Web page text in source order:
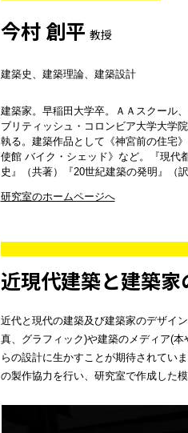
今村 創平 教授
建築史、建築理論、建築設計
建築家。早稲田大学卒。ＡＡスクール
ブリティッシュ・コロンビア大学大学
執る。建築作品として《神宮前の住宅
使館 バイク・シェッド》など。『現代
史』（共著）『20世紀建築の発明』（
研究室のホームページへ
近現代建築と建築
近代と現代の建築及び建築家のデザイ
真、グラフィック)や建築のメディア(
らの設計に生かすことが期待されてい
の製作協力を行い、研究室で作成した